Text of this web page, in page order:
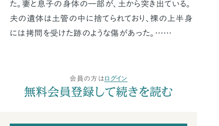
た。妻と息子の身体の一部が、土から突き出ている。
夫の遺体は土管の中に捨てられており、裸の上半身
には拷問を受けた跡のような傷があった。……
会員の方はログイン
無料会員登録して続きを読む